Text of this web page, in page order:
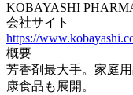
KOBAYASHI
会社サイト
https://
概要
芳香剤最大手。家庭
康食品も展開。